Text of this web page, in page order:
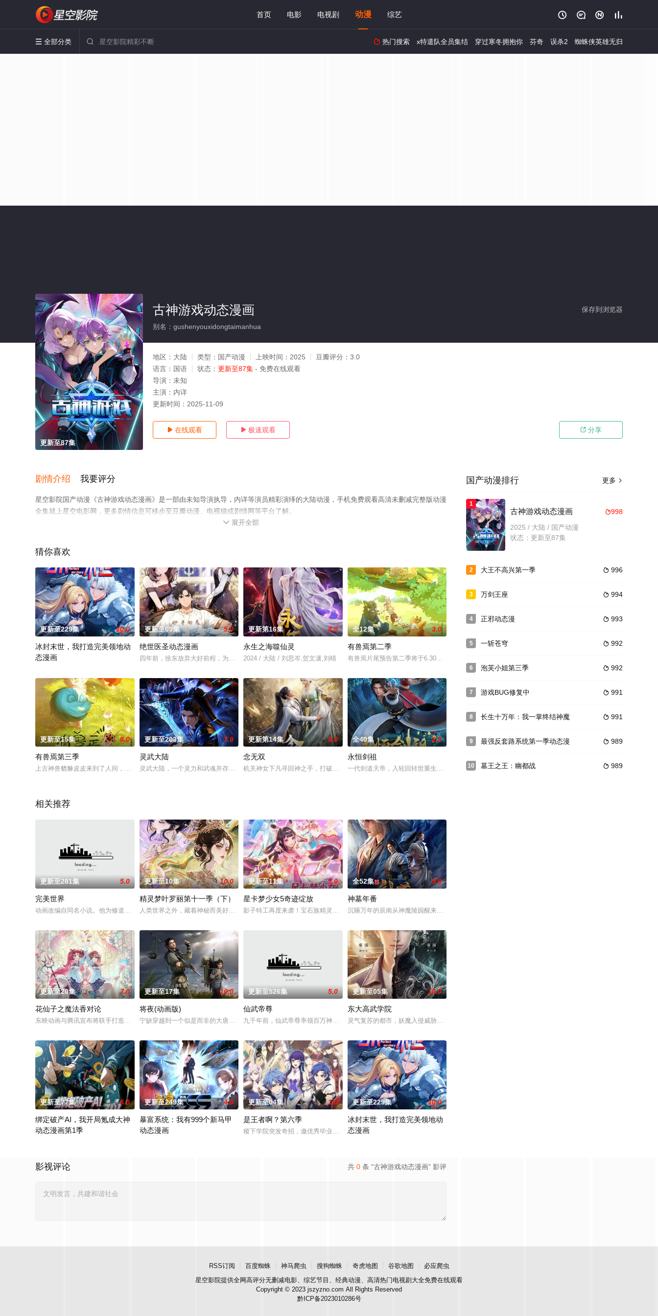
首页 电影 电视剧 动漫 综艺    
 全部分类   热门搜索 x特遣队全员集结 穿过寒冬拥抱你 芬奇 误杀2 蜘蛛侠英雄无归
更新至87集
保存到浏览器
古神游戏动态漫画
别名：gushenyouxidongtaimanhua
地区： 大陆 类型： 国产动漫 上映时间： 2025 豆瓣评分： 3.0
语言： 国语 状态： 更新至87集 - 免费在线观看
导演： 未知
主演： 内详
更新时间： 2025-11-09
 在线观看  极速观看  分享
剧情介绍 我要评分
星空影院国产动漫《古神游戏动态漫画》是一部由未知导演执导，内详等演员精彩演绎的大陆动漫，手机免费观看高清未删减完整版动漫
全集就上星空电影网，更多剧情信息可移步至豆瓣动漫、电视猫或剧情网等平台了解。
 展开全部
猜你喜欢
更新至229集 10.0
冰封末世，我打造完美领地动
态漫画
更新至09集 5.0
绝世医圣动态漫画
四年前，徐东放弃大好前程，为爱挺身而出，替未婚妻顶罪，尝尽苦楚。四年后，重获新生，却不料未婚妻即将嫁给自己昔日好友。徐东冲冠一怒，誓要问个对
更新第16集 8.0
永生之海噬仙灵
2024 / 大陆 / 刘思岑,贺文潇,刘晴
全12集 3.0
有兽焉第二季
有兽焉片尾预告第二季将于6.30号播出，实现两季联播。
更新至15集 8.0
有兽焉第三季
上古神兽貔貅皮皮来到了人间，为了躲避人类追捕，逃到了好友四不像开的专门帮助神兽的鹿人店，并结识了一群来自四面八方，性格各异的神兽，开始了远离
更新至203集 7.0
灵武大陆
灵武大陆，一个灵力和武魂并存的世界，灵修一念动山河，武者徒手撕天地。星辰镇昔日天才辰天，十岁后武魂沉寂、灵海枯竭，自此沦为家族废物，受尽他人
更新第14集 9.0
念无双
机关神女下凡寻回神之手，打破规则逆天改命历经绝世旷恋，事业爱情双丰收。看拿到热血少年漫剧本的大女主，如何利用机关术一路逆袭，爽燃
全40集 2.0
永恒剑祖
一代剑道天帝，入轮回转世重生，修上古之法，锻肉身天地，打破神族桎梏，斩碎欺世阴谋！
相关推荐
更新至281集 5.0
完美世界
动画改编自同名小说。他为修道而生，为应劫而至，他身化亿万血雨，洒落万古岁月，经历无数时空的熬炼，岁月长河的洗礼，他化万古，他化自在。看男主石
更新至10集 10.0
精灵梦叶罗丽第十一季（下）
人类世界之外，藏着神秘而美好的叶罗丽仙境。这里的仙子因自然与人类世界的兴衰而生，也与万物命运相连。当人类世界灾难骤起，风云失色，失衡的力量逐
更新至11集 5.0
星卡梦少女5奇迹绽放
影子特工再度来袭！宝石族精灵竟然成了关键所在！东方桃子与伙伴们一边为救治师父森木宇冲击仙蜜试炼赛冠军，一边暗中追查潜伏在参赛者中
全52集 9.0
神墓年番
沉睡万年的辰南从神魔陵园醒来，在经历了一系列奇遇后名动四方。随着辰南来到央锦国遇到晨曦，新的冒险
更新至20集 7.0
花仙子之魔法香对论
东映动画与腾讯宣布将联手打造『花仙子』全新动画新作将继承经典、结合潮流、呈现崭新的花仙子世界
更新至17集 10.0
将夜(动画版)
宁缺穿越到一个似是而非的大唐世界，却发现此处为处处惊险的修行世界，原本以为自己可以从此吃香喝辣，一跃成为人上人时，他却发现自己既没有任何修行
更新至526集 5.0
仙武帝尊
九千年前，仙武帝尊率领百万神将打入太古洪荒，却无一人归来，只有一缕真火遗留世间。九千年后，门派废徒叶辰，被赶出宗门，无以为家，机
更新至05集 10.0
东大高武学院
灵气复苏的都市，妖魔入侵威胁来袭，天生废灵根的少年秦雨体内意外觉醒神力，被选中成为神秘至强功法万
更新至77集 5.0
绑定破产AI，我开局氪成大神
动态漫画第1季
更新至249集 4.0
暴富系统：我有999个新马甲
动态漫画
更新至04集 1.0
是王者啊？第六季
稷下学院突发奇招，邀优秀毕业生返校担任临时“代课老师”！周瑜、诸葛亮展开启“双师对决”，以曜为首的“星之队”和在校生们，在与学长们的奇妙互
更新至229集 10.0
冰封末世，我打造完美领地动
态漫画
共 0 条 “古神游戏动态漫画” 影评
影视评论
更多 
国产动漫排行
1
998
古神游戏动态漫画
2025 / 大陆 / 国产动漫
状态：更新至87集
2  996
大王不高兴第一季
3  994
万剑王座
4  993
正邪动态漫
5  992
一斩苍穹
6  992
泡芙小姐第三季
7  991
游戏BUG修复中
8  991
长生十万年：我一掌终结神魔
9  989
最强反套路系统第一季动态漫
10  989
墓王之王：幽都战
RSS订阅 百度蜘蛛 神马爬虫 搜狗蜘蛛 奇虎地图 谷歌地图
必应爬虫
星空影院提供全网高评分无删减电影、综艺节目、经典动漫、高清热门电视剧大全免费在线观看
Copyright © 2023 jszyzno.com All Rights Reserved
黔ICP备2023010286号